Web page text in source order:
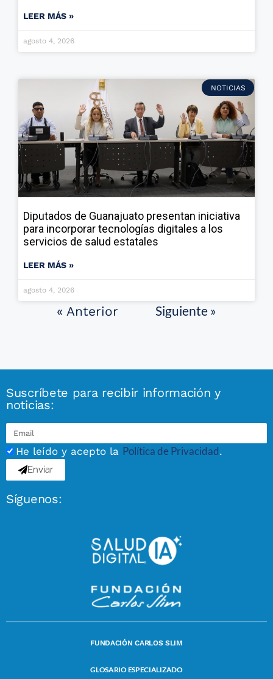
LEER MÁS »
agosto 4, 2026
NOTICIAS
Diputados de Guanajuato presentan iniciativa
para incorporar tecnologías digitales a los
servicios de salud estatales
LEER MÁS »
agosto 4, 2026
« Anterior Siguiente »
Suscríbete para recibir información y
noticias:
He leído y acepto la Política de Privacidad.
Enviar
Síguenos:
FUNDACIÓN CARLOS SLIM
GLOSARIO ESPECIALIZADO